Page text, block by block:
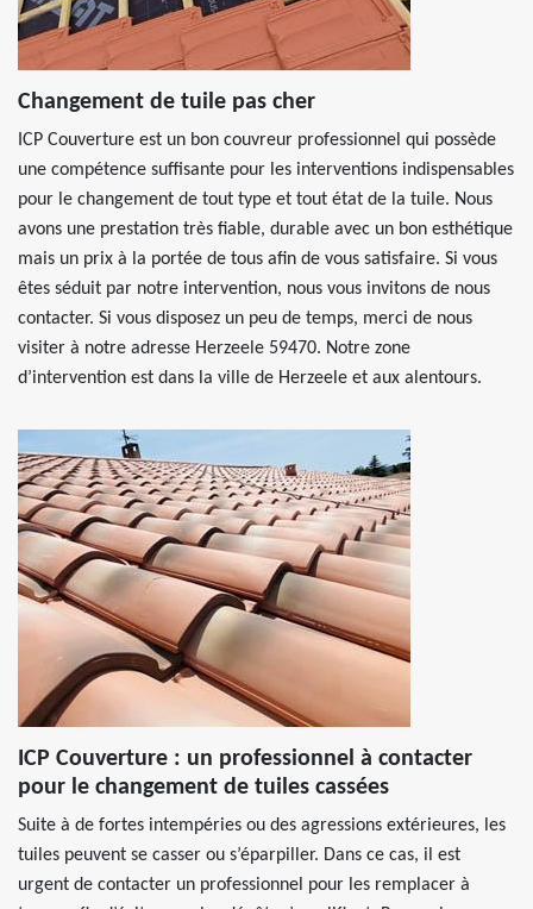
Changement de tuile pas cher
ICP Couverture est un bon couvreur professionnel qui possède
une compétence suffisante pour les interventions indispensables
pour le changement de tout type et tout état de la tuile. Nous
avons une prestation très fiable, durable avec un bon esthétique
mais un prix à la portée de tous afin de vous satisfaire. Si vous
êtes séduit par notre intervention, nous vous invitons de nous
contacter. Si vous disposez un peu de temps, merci de nous
visiter à notre adresse Herzeele 59470. Notre zone
d’intervention est dans la ville de Herzeele et aux alentours.
ICP Couverture : un professionnel à contacter
pour le changement de tuiles cassées
Suite à de fortes intempéries ou des agressions extérieures, les
tuiles peuvent se casser ou s’éparpiller. Dans ce cas, il est
urgent de contacter un professionnel pour les remplacer à